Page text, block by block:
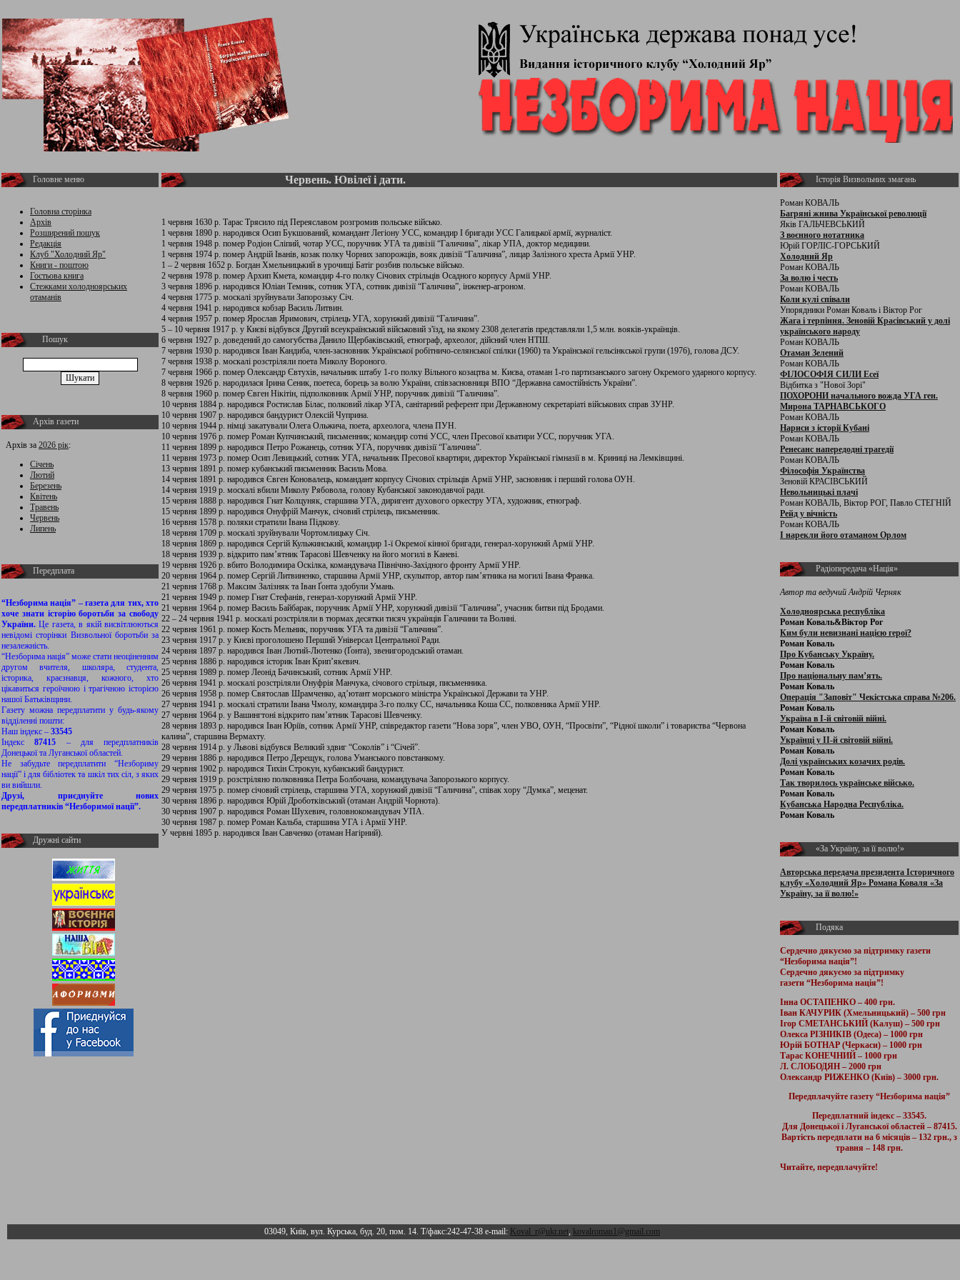
Головне меню
Головна сторінка
Архів
Розширений пошук
Редакція
Клуб "Холодний Яр"
Книги - поштою
Гостьова книга
Стежками холодноярських
отаманів
Пошук
Архів газети
Архів за 2026 рік:
Січень
Лютий
Березень
Квітень
Травень
Червень
Липень
Передплата
“Незборима нація” – газета для тих, хто
хоче знати історію боротьби за свободу
України.Це газета, в якій висвітлюються
невідомі сторінки Визвольної боротьби за
незалежність.
“Незборима нація” може стати неоціненним
другом вчителя, школяра, студента,
історика, краєзнавця, кожного, хто
цікавиться героїчною і трагічною історією
нашої Батьківщини.
Газету можна передплатити у будь-якому
відділенні пошти:
Наш індекс – 33545
Індекс87415 – для передплатників
Донецької та Луганської областей.
Не забудьте передплатити “Незбориму
нації” і для бібліотек та шкіл тих сіл, з яких
ви вийшли.
Друзі, приєднуйте нових
передплатників “Незборимої нації”.
Дружні сайти
Червень. Ювілеї і дати.
1 червня 1630 р. Тарас Трясило під Переяславом розгромив польське військо.
1 червня 1890 р. народився Осип Букшований, командант Легіону УСС, командир I бригади УСС Галицької армії, журналіст.
1 червня 1948 р. помер Родіон Сліпий, чотар УСС, поручник УГА та дивізії “Галичина”, лікар УПА, доктор медицини.
1 червня 1974 р. помер Андрій Іванів, козак полку Чорних запорожців, вояк дивізії “Галичина”, лицар Залізного хреста Армії УНР.
1 – 2 червня 1652 р. Богдан Хмельницький в урочищі Батіг розбив польське військо.
2 червня 1978 р. помер Архип Кмета, командир 4-го полку Січових стрільців Осадного корпусу Армії УНР.
3 червня 1896 р. народився Юліан Темник, сотник УГА, сотник дивізії “Галичина”, інженер-агроном.
4 червня 1775 р. москалі зруйнували Запорозьку Січ.
4 червня 1941 р. народився кобзар Василь Литвин.
4 червня 1957 р. помер Ярослав Яримович, стрілець УГА, хорунжий дивізії “Галичина”.
5 – 10 червня 1917 р. у Києві відбувся Другий всеукраїнський військовий з'їзд, на якому 2308 делегатів представляли 1,5 млн. вояків-українців.
6 червня 1927 р. доведений до самогубства Данило Щербаківський, етнограф, археолог, дійсний член НТШ.
7 червня 1930 р. народився Іван Кандиба, член-засновник Української робітничо-селянської спілки (1960) та Української гельсінкської групи (1976), голова ДСУ.
7 червня 1938 р. москалі розстріляли поета Миколу Вороного.
7 червня 1966 р. помер Олександр Євтухів, начальник штабу 1-го полку Вільного козацтва м. Києва, отаман 1-го партизанського загону Окремого ударного корпусу.
8 червня 1926 р. народилася Ірина Сеник, поетеса, борець за волю України, співзасновниця ВПО “Державна самостійність України”.
8 червня 1960 р. помер Євген Нікітін, підполковник Армії УНР, поручник дивізії “Галичина”.
10 червня 1884 р. народився Ростислав Білас, полковий лікар УГА, санітарний референт при Державному секретаріаті військових справ ЗУНР.
10 червня 1907 р. народився бандурист Олексій Чуприна.
10 червня 1944 р. німці закатували Олега Ольжича, поета, археолога, члена ПУН.
10 червня 1976 р. помер Роман Купчинський, письменник; командир сотні УСС, член Пресової кватири УСС, поручник УГА.
11 червня 1899 р. народився Петро Рожанець, сотник УГА, поручник дивізії “Галичина”.
11 червня 1973 р. помер Осип Левицький, сотник УГА, начальник Пресової квартири, директор Української гімназії в м. Криниці на Лемківщині.
13 червня 1891 р. помер кубанський письменник Василь Мова.
14 червня 1891 р. народився Євген Коновалець, командант корпусу Січових стрільців Армії УНР, засновник і перший голова ОУН.
14 червня 1919 р. москалі вбили Миколу Рябовола, голову Кубанської законодавчої ради.
15 червня 1888 р. народився Гнат Колцуняк, старшина УГА, диригент духового оркестру УГА, художник, етнограф.
15 червня 1899 р. народився Онуфрій Манчук, січовий стрілець, письменник.
16 червня 1578 р. поляки стратили Івана Підкову.
18 червня 1709 р. москалі зруйнували Чортомлицьку Січ.
18 червня 1869 р. народився Сергій Кульжинський, командир 1-ї Окремої кінної бригади, генерал-хорунжий Армії УНР.
18 червня 1939 р. відкрито пам’ятник Тарасові Шевченку на його могилі в Каневі.
19 червня 1926 р. вбито Володимира Оскілка, командувача Північно-Західного фронту Армії УНР.
20 червня 1964 р. помер Сергій Литвиненко, старшина Армії УНР, скульптор, автор пам’ятника на могилі Івана Франка.
21 червня 1768 р. Максим Залізняк та Іван Ґонта здобули Умань.
21 червня 1949 р. помер Гнат Стефанів, генерал-хорунжий Армії УНР.
21 червня 1964 р. помер Василь Байбарак, поручник Армії УНР, хорунжий дивізії “Галичина”, учасник битви під Бродами.
22 – 24 червня 1941 р. москалі розстріляли в тюрмах десятки тисяч українців Галичини та Волині.
22 червня 1961 р. помер Кость Мельник, поручник УГА та дивізії “Галичина”.
23 червня 1917 р. у Києві проголошено Перший Універсал Центральної Ради.
24 червня 1897 р. народився Іван Лютий-Лютенко (Ґонта), звенигородський отаман.
25 червня 1886 р. народився історик Іван Крип’якевич.
25 червня 1989 р. помер Леонід Бачинський, сотник Армії УНР.
26 червня 1941 р. москалі розстріляли Онуфрія Манчука, січового стрільця, письменника.
26 червня 1958 р. помер Святослав Шрамченко, ад’ютант морського міністра Української Держави та УНР.
27 червня 1941 р. москалі стратили Івана Чмолу, командира 3-го полку СС, начальника Коша СС, полковника Армії УНР.
27 червня 1964 р. у Вашингтоні відкрито пам’ятник Тарасові Шевченку.
28 червня 1893 р. народився Іван Юріїв, сотник Армії УНР, співредактор газети “Нова зоря”, член УВО, ОУН, “Просвіти”, “Рідної школи” і товариства “Червона
калина”, старшина Вермахту.
28 червня 1914 р. у Львові відбувся Великий здвиг “Соколів” і “Січей”.
29 червня 1886 р. народився Петро Дерещук, голова Уманського повстанкому.
29 червня 1902 р. народився Тихін Строкун, кубанський бандурист.
29 червня 1919 р. розстріляно полковника Петра Болбочана, командувача Запорозького корпусу.
29 червня 1975 р. помер січовий стрілець, старшина УГА, хорунжий дивізії “Галичина”, співак хору “Думка”, меценат.
30 червня 1896 р. народився Юрій Дроботківський (отаман Андрій Чорнота).
30 червня 1907 р. народився Роман Шухевич, головнокомандувач УПА.
30 червня 1987 р. помер Роман Кальба, старшина УГА і Армії УНР.
У червні 1895 р. народився Іван Савченко (отаман Нагірний).
Історія Визвольних змагань
Роман КОВАЛЬ
Багряні жнива Української революції
Яків ГАЛЬЧЕВСЬКИЙ
З воєнного нотатника
Юрій ГОРЛІС-ГОРСЬКИЙ
Холодний Яр
Роман КОВАЛЬ
За волю і честь
Роман КОВАЛЬ
Коли кулі співали
Упорядники Роман Коваль і Віктор Рог
Жага і терпіння. Зеновій Красівський у долі
українського народу
Роман КОВАЛЬ
Отаман Зелений
Роман КОВАЛЬ
ФІЛОСОФІЯ СИЛИ Есеї
Відбитка з "Нової Зорі"
ПОХОРОНИ начального вожда УГА ген.
Мирона ТАРНАВСЬКОГО
Роман КОВАЛЬ
Нариси з історії Кубані
Роман КОВАЛЬ
Ренесанс напередодні трагедії
Роман КОВАЛЬ
Філософія Українства
Зеновій КРАСІВСЬКИЙ
Невольницькі плачі
Роман КОВАЛЬ, Віктор РОГ, Павло СТЕГНІЙ
Рейд у вічність
Роман КОВАЛЬ
І нарекли його отаманом Орлом
Радіопередача «Нація»
Автор та ведучий Андрій Черняк
Холодноярська республіка
Роман Коваль&Віктор Рог
Ким були невизнані нацією герої?
Роман Коваль
Про Кубанську Україну.
Роман Коваль
Про національну пам’ять.
Роман Коваль
Операція "Заповіт" Чекістська справа №206.
Роман Коваль
Україна в І-й світовій війні.
Роман Коваль
Українці у ІІ-й світовій війні.
Роман Коваль
Долі українських козачих родів.
Роман Коваль
Так творилось українське військо.
Роман Коваль
Кубанська Народна Республіка.
Роман Коваль
«За Україну, за її волю!»
Авторська передача президента Історичного
клубу «Холодний Яр» Романа Коваля «За
Україну, за її волю!»
Подяка
Сердечно дякуємо за підтримку газети
“Незборима нація”!
Сердечно дякуємо за підтримку
газети “Незборима нація”!
Інна ОСТАПЕНКО – 400 грн.
Іван КАЧУРИК (Хмельницький) – 500 грн
Ігор СМЕТАНСЬКИЙ (Калуш) – 500 грн
Олекса РІЗНИКІВ (Одеса) – 1000 грн
Юрій БОТНАР (Черкаси) – 1000 грн
Тарас КОНЕЧНИЙ – 1000 грн
Л. СЛОБОДЯН – 2000 грн
Олександр РИЖЕНКО (Київ) – 3000 грн.
Передплачуйте газету “Незборима нація”
Передплатний індекс – 33545.
Для Донецької і Луганської областей – 87415.
Вартість передплати на 6 місяців – 132 грн., з
травня – 148 грн.
Читайте, передплачуйте!
03049, Київ, вул. Курська, буд. 20, пом. 14. Т/факс:242-47-38 e-mail: Koval_r@ukr.net, kovalroman1@gmail.com